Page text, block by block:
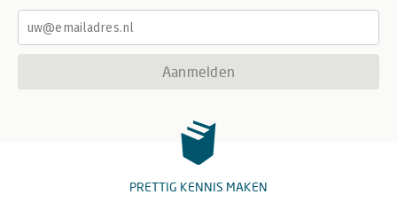
Aanmelden
PRETTIG KENNIS MAKEN